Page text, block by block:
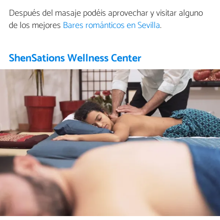
Después del masaje podéis aprovechar y visitar alguno
de los mejores Bares románticos en Sevilla.
ShenSations Wellness Center